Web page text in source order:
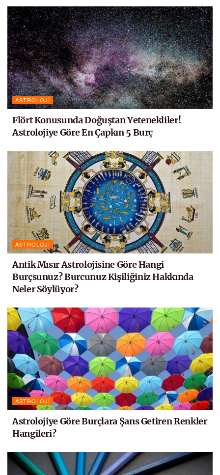
ASTROLOJI
Flört Konusunda Doğuştan Yetenekliler!
Astrolojiye Göre En Çapkın 5 Burç
ASTROLOJI
Antik Mısır Astrolojisine Göre Hangi
Burçsunuz? Burcunuz Kişiliğiniz Hakkında
Neler Söylüyor?
ASTROLOJI
Astrolojiye Göre Burçlara Şans Getiren Renkler
Hangileri?